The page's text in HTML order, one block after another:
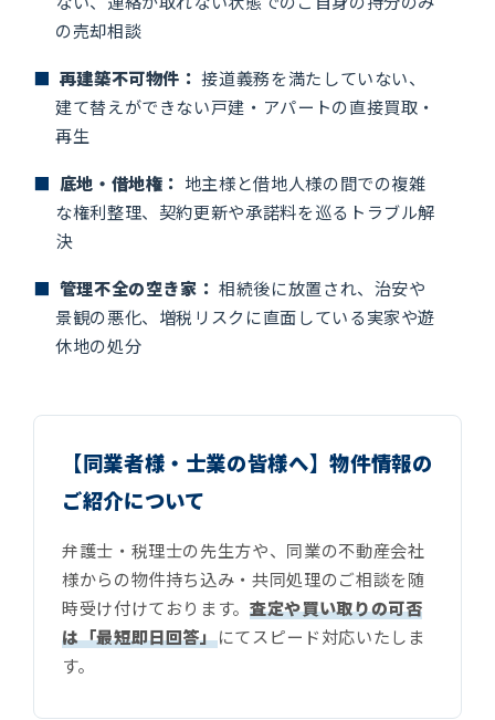
の売却相談
■ 再建築不可物件： 接道義務を満たしていない、
建て替えができない戸建・アパートの直接買取・
再生
■ 底地・借地権： 地主様と借地人様の間での複雑
な権利整理、契約更新や承諾料を巡るトラブル解
決
■ 管理不全の空き家： 相続後に放置され、治安や
景観の悪化、増税リスクに直面している実家や遊
休地の処分
【同業者様・士業の皆様へ】物件情報の
ご紹介について
弁護士・税理士の先生方や、同業の不動産会社
様からの物件持ち込み・共同処理のご相談を随
時受け付けております。査定や買い取りの可否
は「最短即日回答」にてスピード対応いたしま
す。